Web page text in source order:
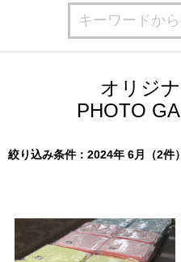
オリジ
PHOTO
絞り込み条件：2024年 6月（2件）